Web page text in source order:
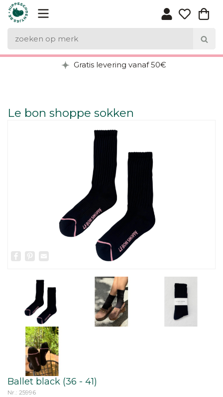
Gratis levering vanaf 50€
Le bon shoppe sokken
Facebook
Pinterest
Ballet black (36 - 41)
Nr.: 25996